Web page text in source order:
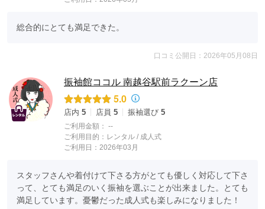
総合的にとても満足できた。
口コミ公開日：2026年05月08日
振袖館ココル 南越谷駅前ラクーン店
5.0
店内 5 店員 5 振袖選び 5
ご利用金額： --
ご利用目的： レンタル / 成人式
ご利用日：2026年03月
スタッフさんや着付けて下さる方がとても優しく対応して下さ
って、とても満足のいく振袖を選ぶことが出来ました。とても
満足しています。憂鬱だった成人式も楽しみになりました！